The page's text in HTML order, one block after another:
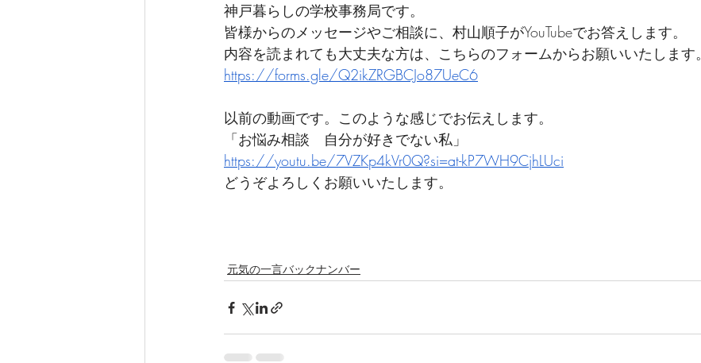
神戸暮らしの学校事務局です。
皆様からのメッセージやご相談に、村山順子がYouTubeでお答えします。
内容を読まれても大丈夫な方は、こちらのフォームからお願いいたします。
https://forms.gle/Q2ikZRGBCJo87UeC6
以前の動画です。このような感じでお伝えします。
「お悩み相談　自分が好きでない私」
https://youtu.be/7VZKp4kVr0Q?si=at-kP7WH9CjhLUci
どうぞよろしくお願いいたします。
元気の一言バックナンバー